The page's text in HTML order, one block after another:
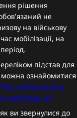
рішення
не
на військову
мобілізації, на
підстав для
можна ознайомитися
мобілізаційну
мобілізацію”.
ви звернулися до